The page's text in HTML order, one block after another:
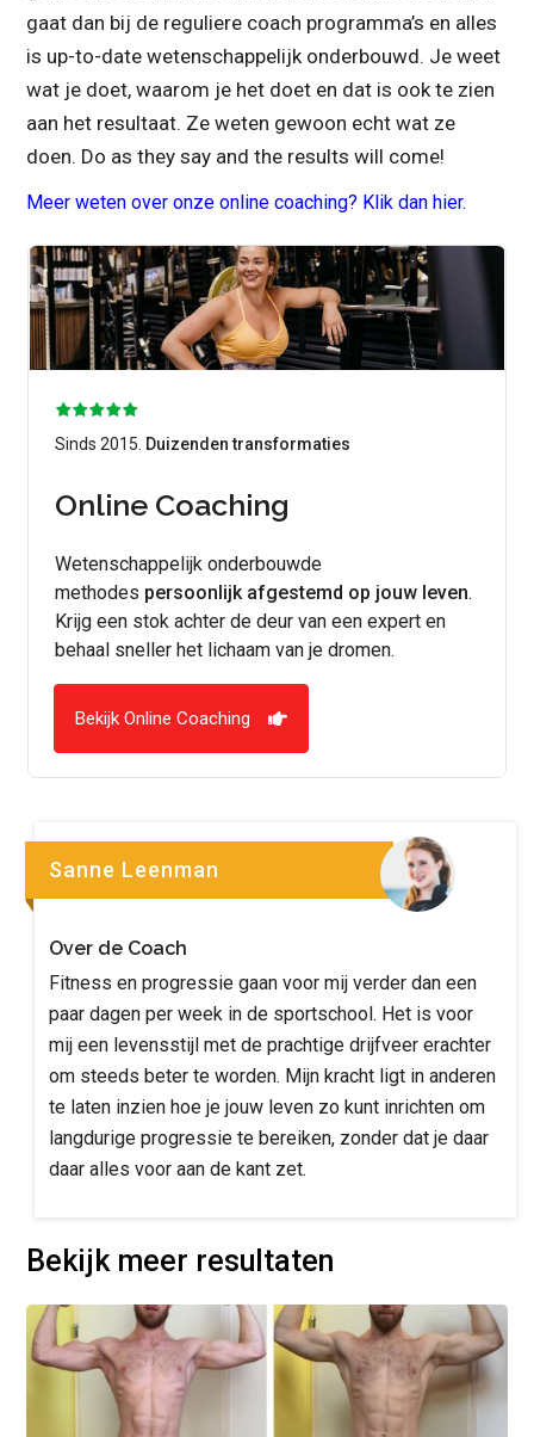
gaat dan bij de reguliere coach programma’s en alles
is up-to-date wetenschappelijk onderbouwd. Je weet
wat je doet, waarom je het doet en dat is ook te zien
aan het resultaat. Ze weten gewoon echt wat ze
doen. Do as they say and the results will come!
Meer weten over onze online coaching? Klik dan hier.
Sinds 2015. Duizenden transformaties
Online Coaching
Wetenschappelijk onderbouwde
methodes persoonlijk afgestemd op jouw leven.
Krijg een stok achter de deur van een expert en
behaal sneller het lichaam van je dromen.
Bekijk Online Coaching
Sanne Leenman
Over de Coach
Fitness en progressie gaan voor mij verder dan een
paar dagen per week in de sportschool. Het is voor
mij een levensstijl met de prachtige drijfveer erachter
om steeds beter te worden. Mijn kracht ligt in anderen
te laten inzien hoe je jouw leven zo kunt inrichten om
langdurige progressie te bereiken, zonder dat je daar
daar alles voor aan de kant zet.
Bekijk meer resultaten